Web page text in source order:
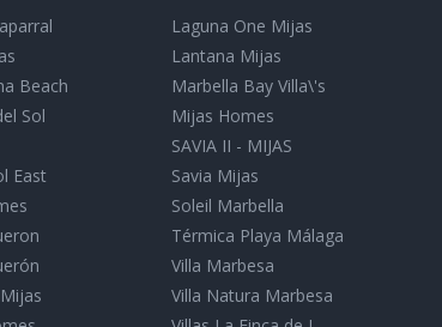
Beach
Sol
East
Laguna One Mijas
Lantana Mijas
Marbella Bay Villa\'s
Mijas Homes
SAVIA II - MIJAS
Savia Mijas
Soleil Marbella
Térmica Playa Málaga
Villa Marbesa
Villa Natura Marbesa